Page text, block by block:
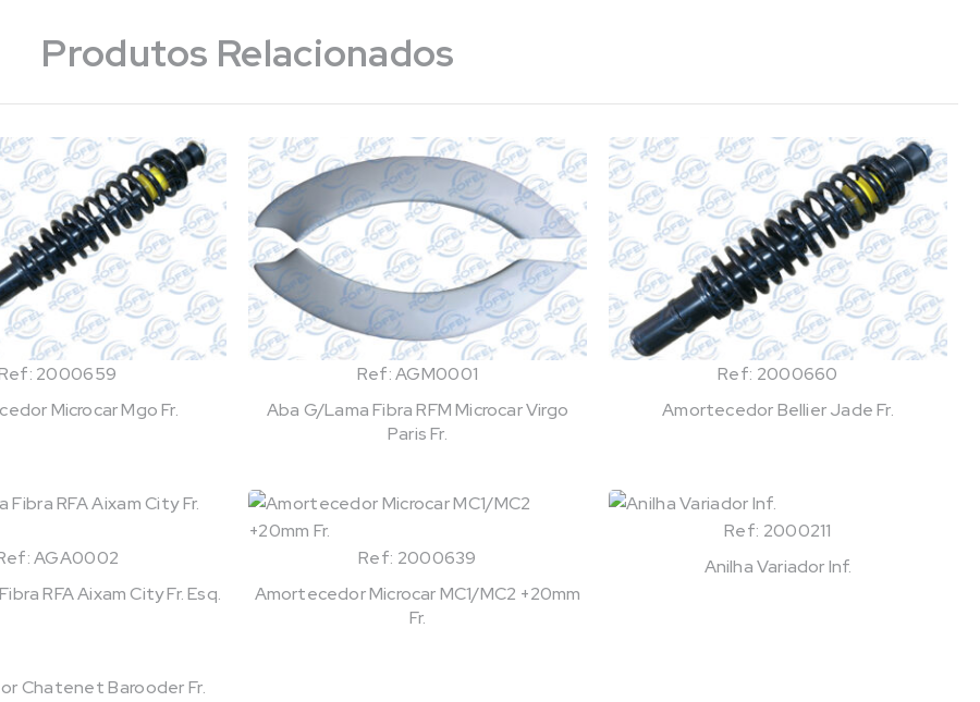
Produtos Relacionados
2000659
Microcar Mgo Fr.
Ref: AGM0001
Aba G/Lama Fibra RFM Microcar Virgo
Paris Fr.
Ref: 2000660
Amortecedor Bellier Jade Fr.
AGA0002
RFA Aixam City Fr. Esq.
Ref: 2000639
Amortecedor Microcar MC1/MC2 +20mm
Fr.
Ref: 2000211
Anilha Variador Inf.